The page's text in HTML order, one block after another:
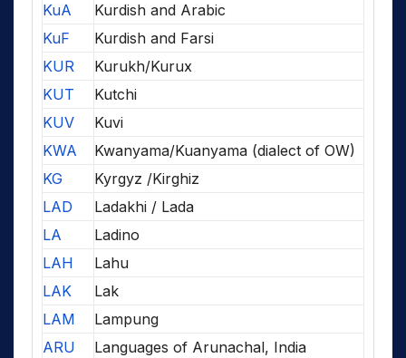
KuA
Kurdish and Arabic
KuF
Kurdish and Farsi
KUR
Kurukh/Kurux
KUT
Kutchi
KUV
Kuvi
KWA
Kwanyama/Kuanyama (dialect of OW)
KG
Kyrgyz /Kirghiz
LAD
Ladakhi / Lada
LA
Ladino
LAH
Lahu
LAK
Lak
LAM
Lampung
ARU
Languages of Arunachal, India